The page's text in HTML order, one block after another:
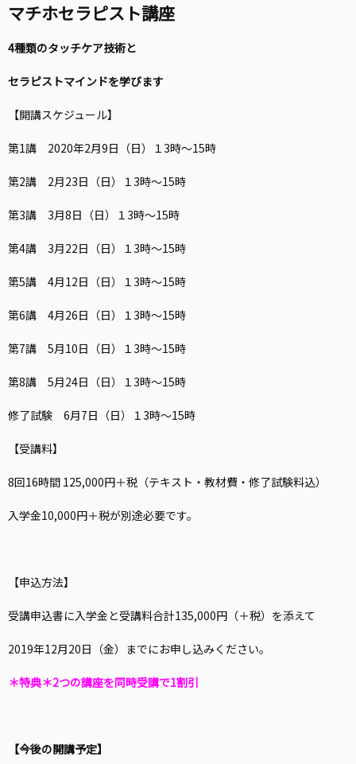
マチホセラピスト講座
4種類のタッチケア技術と
セラピストマインドを学びます
【開講スケジュール】
第1講 2020年2月9日（日）１3時〜15時
第2講 2月23日（日）１3時〜15時
第3講 3月8日（日）１3時〜15時
第4講 3月22日（日）１3時〜15時
第5講 4月12日（日）１3時〜15時
第6講 4月26日（日）１3時〜15時
第7講 5月10日（日）１3時〜15時
第8講 5月24日（日）１3時〜15時
修了試験 6月7日（日）１3時〜15時
【受講料】
8回16時間 125,000円＋税（テキスト・教材費・修了試験料込）
入学金10,000円＋税が別途必要です。
【申込方法】
受講申込書に入学金と受講料合計135,000円（＋税）を添えて
2019年12月20日（金）までにお申し込みください。
＊特典＊2つの講座を同時受講で1割引
【今後の開講予定】